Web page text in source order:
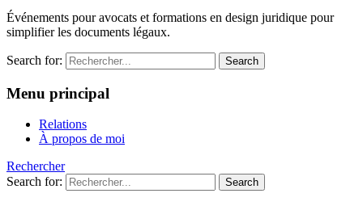
Événements pour avocats et formations en design juridique pour
simplifier les documents légaux.
Search for:
Menu principal
Relations
À propos de moi
Rechercher
Search for: